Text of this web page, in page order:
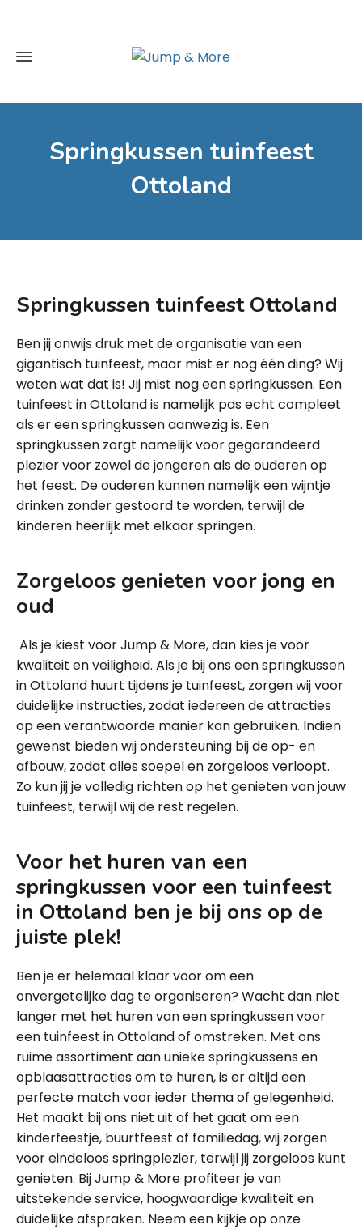
Springkussen tuinfeest
Ottoland
Springkussen tuinfeest Ottoland
Ben jij onwijs druk met de organisatie van een
gigantisch tuinfeest, maar mist er nog één ding? Wij
weten wat dat is! Jij mist nog een springkussen. Een
tuinfeest in Ottoland is namelijk pas echt compleet
als er een springkussen aanwezig is. Een
springkussen zorgt namelijk voor gegarandeerd
plezier voor zowel de jongeren als de ouderen op
het feest. De ouderen kunnen namelijk een wijntje
drinken zonder gestoord te worden, terwijl de
kinderen heerlijk met elkaar springen.
Zorgeloos genieten voor jong en
oud
Als je kiest voor Jump & More, dan kies je voor
kwaliteit en veiligheid. Als je bij ons een springkussen
in Ottoland huurt tijdens je tuinfeest, zorgen wij voor
duidelijke instructies, zodat iedereen de attracties
op een verantwoorde manier kan gebruiken. Indien
gewenst bieden wij ondersteuning bij de op- en
afbouw, zodat alles soepel en zorgeloos verloopt.
Zo kun jij je volledig richten op het genieten van jouw
tuinfeest, terwijl wij de rest regelen.
Voor het huren van een
springkussen voor een tuinfeest
in Ottoland ben je bij ons op de
juiste plek!
Ben je er helemaal klaar voor om een
onvergetelijke dag te organiseren? Wacht dan niet
langer met het huren van een springkussen voor
een tuinfeest in Ottoland of omstreken. Met ons
ruime assortiment aan unieke springkussens en
opblaasattracties om te huren, is er altijd een
perfecte match voor ieder thema of gelegenheid.
Het maakt bij ons niet uit of het gaat om een
kinderfeestje, buurtfeest of familiedag, wij zorgen
voor eindeloos springplezier, terwijl jij zorgeloos kunt
genieten. Bij Jump & More profiteer je van
uitstekende service, hoogwaardige kwaliteit en
duidelijke afspraken. Neem een kijkje op onze